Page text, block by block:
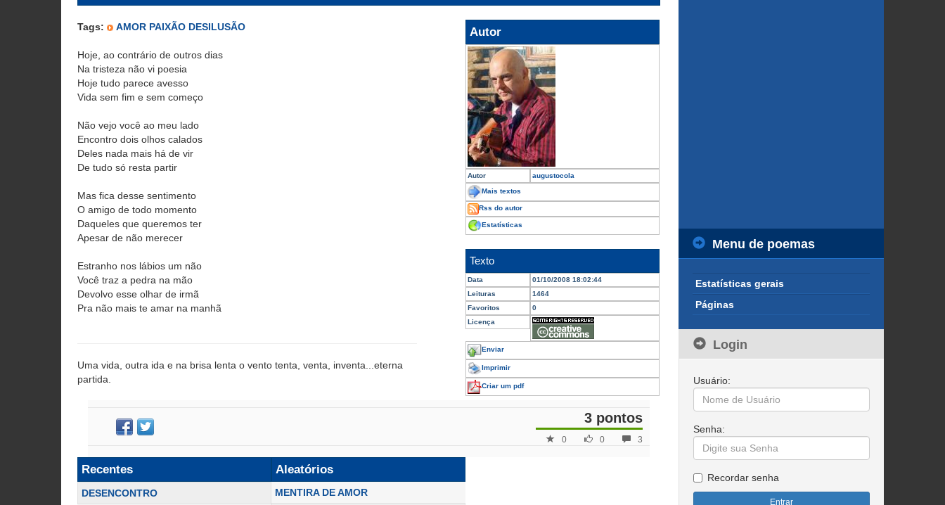
Tags: AMOR PAIXÃO DESILUSÃO
Hoje, ao contrário de outros dias
Na tristeza não vi poesia
Hoje tudo parece avesso
Vida sem fim e sem começo
Não vejo você ao meu lado
Encontro dois olhos calados
Deles nada mais há de vir
De tudo só resta partir
Mas fica desse sentimento
O amigo de todo momento
Daqueles que queremos ter
Apesar de não merecer
Estranho nos lábios um não
Você traz a pedra na mão
Devolvo esse olhar de irmã
Pra não mais te amar na manhã
Uma vida, outra ida e na brisa lenta o vento tenta, venta, inventa...eterna
partida.
Autor
Autor augustocola
Mais textos
Rss do autor
Estatísticas
Texto
Data
01/10/2008 18:02:44
Leituras
1464
Favoritos
0
Licença
Enviar
Imprimir
Criar um pdf
3 pontos
3
0
0
Recentes
DESENCONTRO
Aleatórios
MENTIRA DE AMOR
Menu de poemas
Estatísticas gerais
Páginas
Login
Usuário:
Senha:
Recordar senha